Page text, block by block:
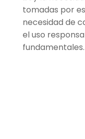
tomadas por
necesidad de
el uso
fundamentales.